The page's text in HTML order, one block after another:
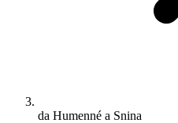
da Humenné a Snina